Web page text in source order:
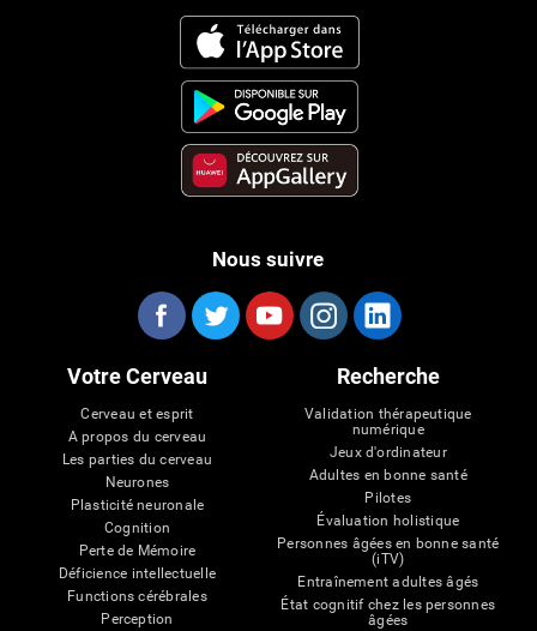
Nous suivre
Votre Cerveau
Cerveau et esprit
A propos du cerveau
Les parties du cerveau
Neurones
Plasticité neuronale
Cognition
Perte de Mémoire
Déficience intellectuelle
Functions cérébrales
Perception
Recherche
Validation thérapeutique
numérique
Jeux d'ordinateur
Adultes en bonne santé
Pilotes
Évaluation holistique
Personnes âgées en bonne santé
(iTV)
Entraînement adultes âgés
État cognitif chez les personnes
âgées